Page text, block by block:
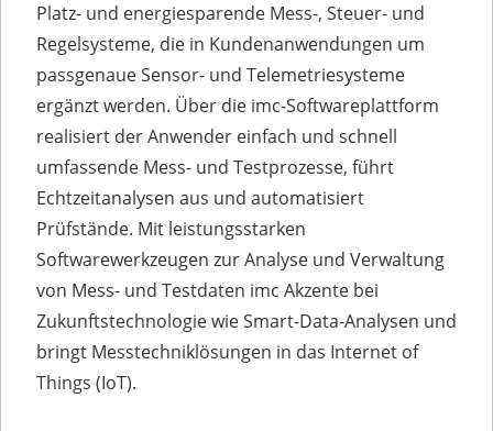
Platz- und energiesparende Mess-, Steuer- und
Regelsysteme, die in Kundenanwendungen um
passgenaue Sensor- und Telemetriesysteme
ergänzt werden. Über die imc-Softwareplattform
realisiert der Anwender einfach und schnell
umfassende Mess- und Testprozesse, führt
Echtzeitanalysen aus und automatisiert
Prüfstände. Mit leistungsstarken
Softwarewerkzeugen zur Analyse und Verwaltung
von Mess- und Testdaten imc Akzente bei
Zukunftstechnologie wie Smart-Data-Analysen und
bringt Messtechniklösungen in das Internet of
Things (IoT).